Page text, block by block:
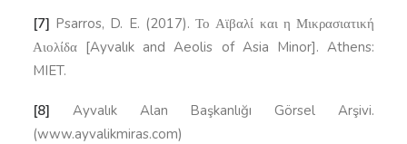
[7] Psarros, D. E. (2017). Το Αϊβαλί και η Μικρασιατική
Αιολίδα [Ayvalık and Aeolis of Asia Minor]. Athens:
MIET.
[8] Ayvalık Alan Başkanlığı Görsel Arşivi.
(www.ayvalikmiras.com)